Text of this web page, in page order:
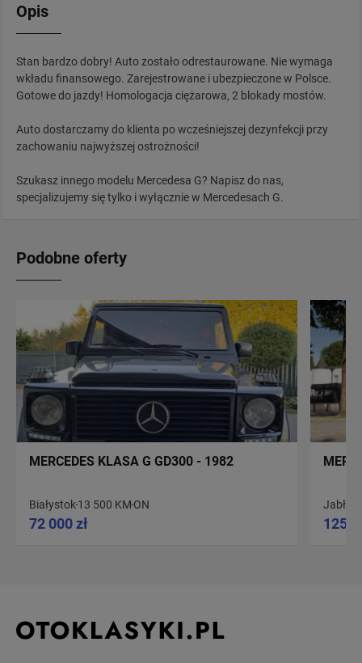
Opis
Stan bardzo dobry! Auto zostało odrestaurowane. Nie wymaga
wkładu finansowego. Zarejestrowane i ubezpieczone w Polsce.
Gotowe do jazdy! Homologacja ciężarowa, 2 blokady mostów.
Auto dostarczamy do klienta po wcześniejszej dezynfekcji przy
zachowaniu najwyższej ostrożności!
Szukasz innego modelu Mercedesa G? Napisz do nas,
specjalizujemy się tylko i wyłącznie w Mercedesach G.
Podobne oferty
MERCEDES KLASA G GD300 - 1982
Białystok13 500 KM ON
72 000 zł 125